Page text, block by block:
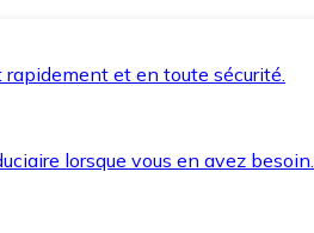
et en toute sécurité.
lorsque vous en avez besoin.